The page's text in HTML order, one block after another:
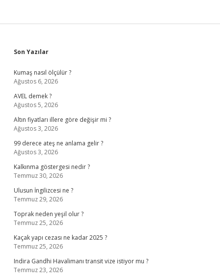
Sidebar
Son Yazılar
Kumaş nasıl ölçülür ?
Ağustos 6, 2026
AVEL demek ?
Ağustos 5, 2026
Altın fiyatları illere göre değişir mi ?
Ağustos 3, 2026
99 derece ateş ne anlama gelir ?
Ağustos 3, 2026
Kalkınma göstergesi nedir ?
Temmuz 30, 2026
Ulusun İngilizcesi ne ?
Temmuz 29, 2026
Toprak neden yeşil olur ?
Temmuz 25, 2026
Kaçak yapı cezası ne kadar 2025 ?
Temmuz 25, 2026
Indira Gandhi Havalimanı transit vize istiyor mu ?
Temmuz 23, 2026